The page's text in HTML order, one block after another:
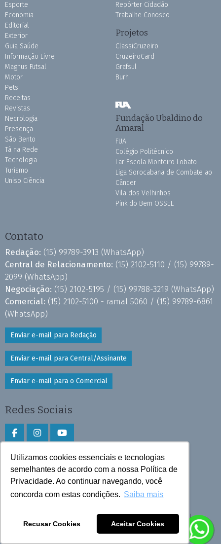
Utilizamos cookies essenciais e tecnologias
semelhantes de acordo com a nossa Política de
Privacidade. Ao continuar navegando, você
concorda com estas condições. Saiba mais
Recusar Cookies Aceitar Cookies
Esporte
Economia
Editorial
Exterior
Guia Saúde
Informação Livre
Magnus Futsal
Motor
Pets
Receitas
Revistas
Necrologia
Presença
São Bento
Tá na Rede
Tecnologia
Turismo
Uniso Ciência
Repórter Cidadão
Trabalhe Conosco
Projetos
ClassiCruzeiro
CruzeiroCard
Grafsul
Burh
Fundação Ubaldino do
Amaral
FUA
Colégio Politécnico
Lar Escola Monteiro Lobato
Liga Sorocabana de Combate ao
Câncer
Vila dos Velhinhos
Pink do Bem OSSEL
Contato
Redação: (15) 99789-3913 (WhatsApp)
Central de Relacionamento: (15) 2102-5110 / (15) 99789-
2099 (WhatsApp)
Negociação: (15) 2102-5195 / (15) 99788-3219 (WhatsApp)
Comercial: (15) 2102-5100 - ramal 5060 / (15) 99789-6861
(WhatsApp)
Enviar e-mail para Redação
Enviar e-mail para Central/Assinante
Enviar e-mail para o Comercial
Redes Sociais
Faça download do aplicativo
Play Store e App Store
Todos os direitos reservados © 2026 Cruzeiro do Sul